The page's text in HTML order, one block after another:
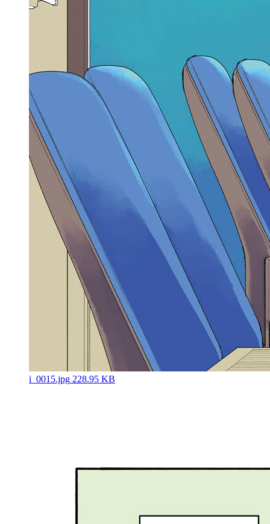
i_0015.jpg 228.95 KB